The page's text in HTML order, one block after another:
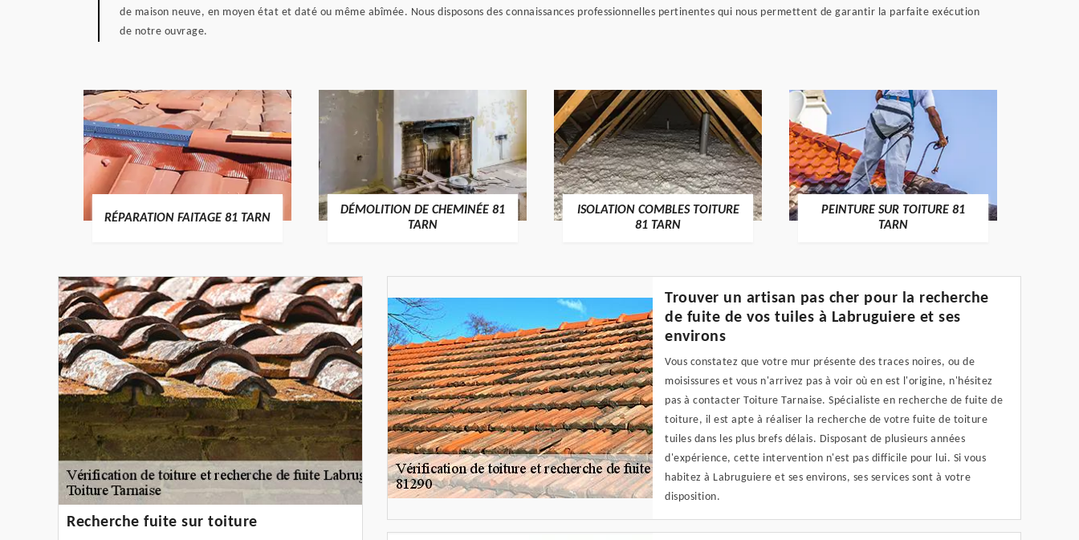
de maison neuve, en moyen état et daté ou même abîmée. Nous disposons des connaissances professionnelles pertinentes qui nous permettent de garantir la parfaite exécution
de notre ouvrage.
RÉPARATION FAITAGE 81 TARN
DÉMOLITION DE CHEMINÉE 81
TARN
ISOLATION COMBLES TOITURE
81 TARN
PEINTURE SUR TOITURE 81
TARN
Recherche fuite sur toiture
Trouver un artisan pas cher pour la recherche
de fuite de vos tuiles à Labruguiere et ses
environs
Vous constatez que votre mur présente des traces noires, ou de
moisissures et vous n'arrivez pas à voir où en est l'origine, n'hésitez
pas à contacter Toiture Tarnaise. Spécialiste en recherche de fuite de
toiture, il est apte à réaliser la recherche de votre fuite de toiture
tuiles dans les plus brefs délais. Disposant de plusieurs années
d'expérience, cette intervention n'est pas difficile pour lui. Si vous
habitez à Labruguiere et ses environs, ses services sont à votre
disposition.